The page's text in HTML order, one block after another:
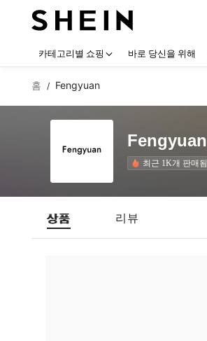
카테고리별 쇼핑 바로 당신을 위해
홈 / Fengyuan
Fengyuan
최근 1K개 판매됨
상품 리뷰